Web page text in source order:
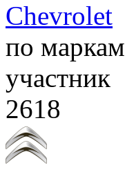
Chevrolet
по маркам
участник
2618